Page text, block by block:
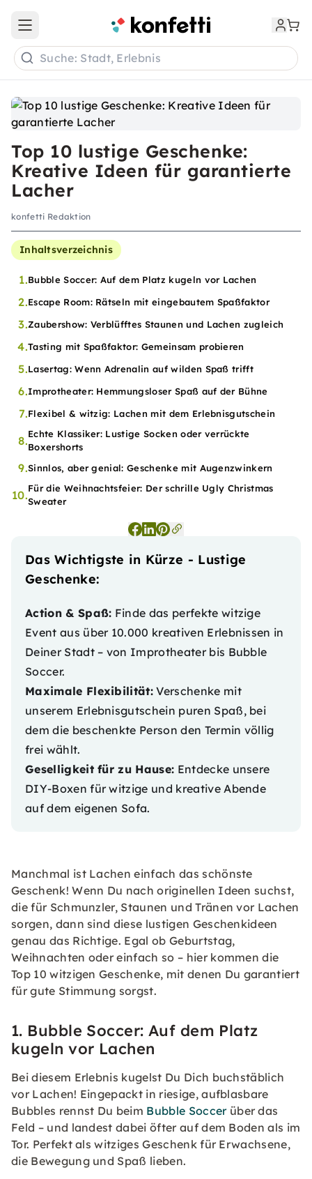
Top 10 lustige Geschenke:
Kreative Ideen für garantierte
Lacher
konfetti Redaktion
Inhaltsverzeichnis
1.Bubble Soccer: Auf dem Platz kugeln vor Lachen
2.Escape Room: Rätseln mit eingebautem Spaßfaktor
3.Zaubershow: Verblüfftes Staunen und Lachen zugleich
4.Tasting mit Spaßfaktor: Gemeinsam probieren
5.Lasertag: Wenn Adrenalin auf wilden Spaß trifft
6.Improtheater: Hemmungsloser Spaß auf der Bühne
7.Flexibel & witzig: Lachen mit dem Erlebnisgutschein
8.Echte Klassiker: Lustige Socken oder verrückte
Boxershorts
9.Sinnlos, aber genial: Geschenke mit Augenzwinkern
10.Für die Weihnachtsfeier: Der schrille Ugly Christmas
Sweater
Das Wichtigste in Kürze - Lustige
Geschenke:
Action & Spaß: Finde das perfekte witzige
Event aus über 10.000 kreativen Erlebnissen in
Deiner Stadt – von Improtheater bis Bubble
Soccer.
Maximale Flexibilität: Verschenke mit
unserem Erlebnisgutschein puren Spaß, bei
dem die beschenkte Person den Termin völlig
frei wählt.
Geselligkeit für zu Hause: Entdecke unsere
DIY-Boxen für witzige und kreative Abende
auf dem eigenen Sofa.
Manchmal ist Lachen einfach das schönste
Geschenk! Wenn Du nach originellen Ideen suchst,
die für Schmunzler, Staunen und Tränen vor Lachen
sorgen, dann sind diese lustigen Geschenkideen
genau das Richtige. Egal ob Geburtstag,
Weihnachten oder einfach so – hier kommen die
Top 10 witzigen Geschenke, mit denen Du garantiert
für gute Stimmung sorgst.
1. Bubble Soccer: Auf dem Platz
kugeln vor Lachen
Bei diesem Erlebnis kugelst Du Dich buchstäblich
vor Lachen! Eingepackt in riesige, aufblasbare
Bubbles rennst Du beim Bubble Soccerüber das
Feld – und landest dabei öfter auf dem Boden als im
Tor. Perfekt als witziges Geschenk für Erwachsene,
die Bewegung und Spaß lieben.
Open main menu
Suche: Stadt, Erlebnis